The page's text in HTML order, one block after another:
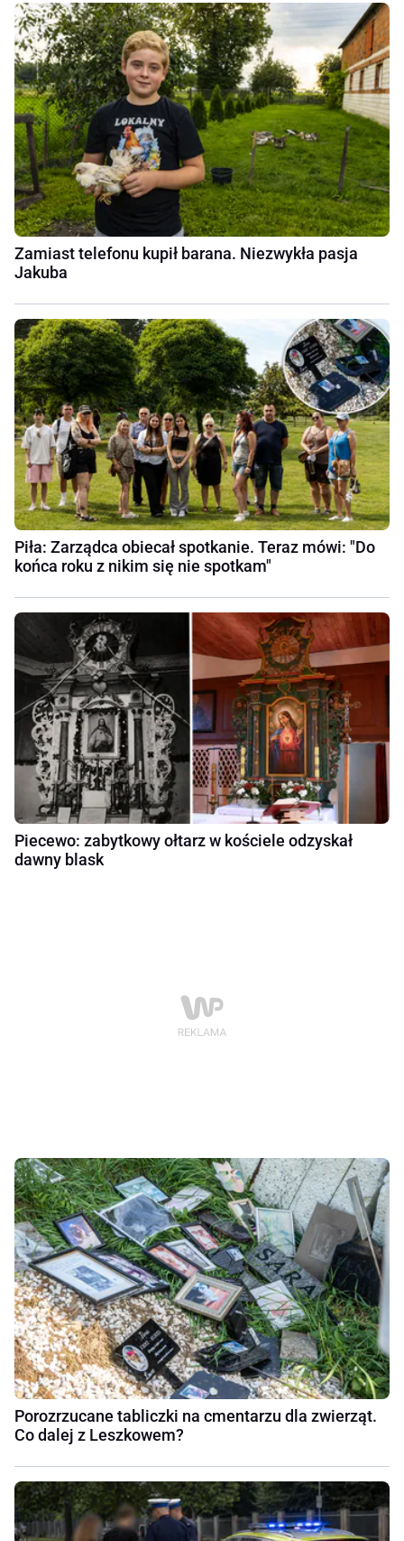
Zamiast telefonu kupił barana. Niezwykła pasja
Jakuba
Piła: Zarządca obiecał spotkanie. Teraz mówi: "Do
końca roku z nikim się nie spotkam"
Piecewo: zabytkowy ołtarz w kościele odzyskał
dawny blask
Porozrzucane tabliczki na cmentarzu dla zwierząt.
Co dalej z Leszkowem?